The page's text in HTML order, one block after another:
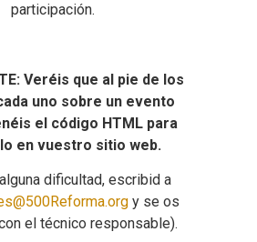
participación.
Veréis que al pie de los
uno sobre un evento
el código HTML para
en vuestro sitio web.
dificultad, escribid a
y se os
el técnico responsable).